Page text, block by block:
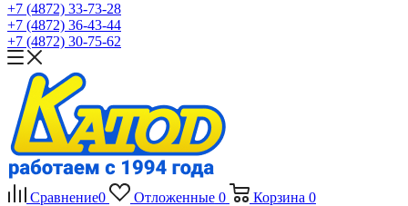
+7 (4872) 33-73-28
+7 (4872) 36-43-44
+7 (4872) 30-75-62
Сравнение0 Отложенные 0 Корзина 0